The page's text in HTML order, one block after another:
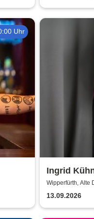
Uhr
Ingrid
mich!
Wipperfürth, Alte
13.09.2026